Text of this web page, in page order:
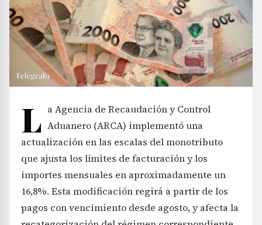
L a Agencia de Recaudación y Control
Aduanero (ARCA) implementó una
actualización en las escalas del monotributo
que ajusta los límites de facturación y los
importes mensuales en aproximadamente un
16,8%. Esta modificación regirá a partir de los
pagos con vencimiento desde agosto, y afecta la